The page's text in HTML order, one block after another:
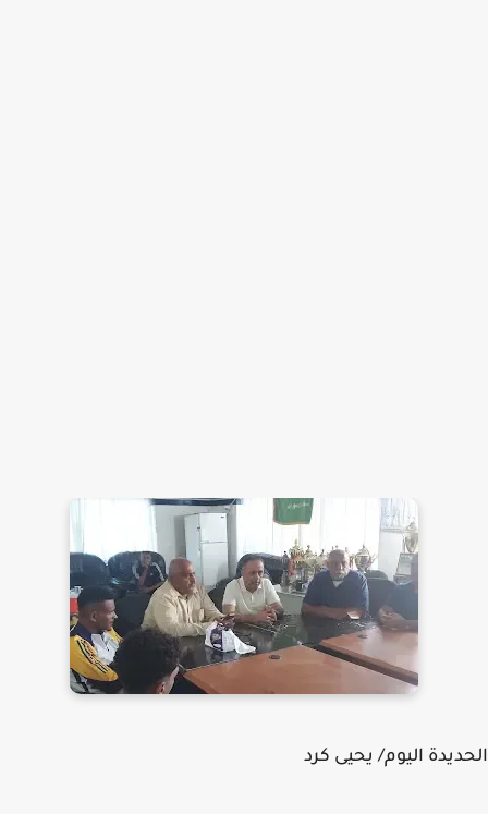
اليوم/ يحيى كرد